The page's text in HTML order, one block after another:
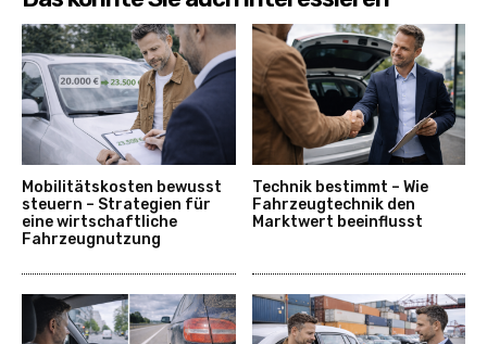
Mobilitätskosten bewusst
steuern – Strategien für
eine wirtschaftliche
Fahrzeugnutzung
Technik bestimmt – Wie
Fahrzeugtechnik den
Marktwert beeinflusst